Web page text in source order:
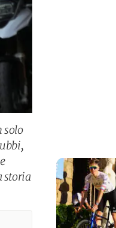
solo
storia